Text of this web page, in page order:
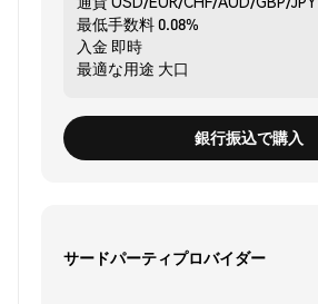
最低手数料0.08%
入金 即時
最適な用途 大口
銀行振込で購入
サードパーティプロバイダー